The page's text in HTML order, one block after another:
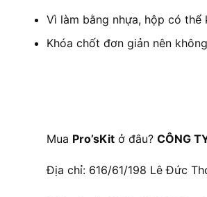
Vì làm bằng nhựa, hộp có
Khóa chốt đơn giản nên
Mua Pro’sKit ở đâu? CÔNG
Địa chỉ: 616/61/198 Lê Đức